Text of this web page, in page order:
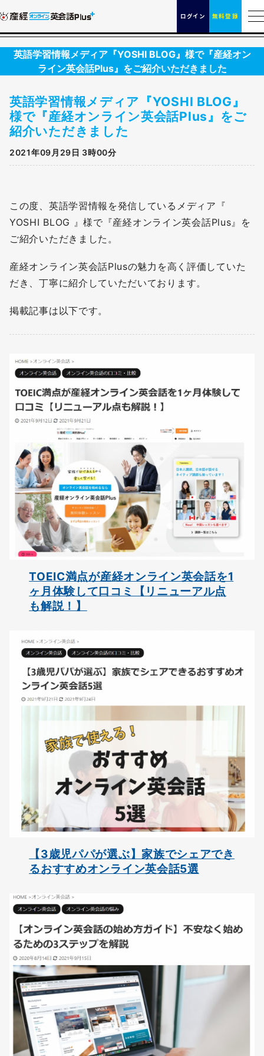
ログイン 無料登録
英語学習情報メディア『YOSHI BLOG』様で『産経オン
ライン英会話Plus』をご紹介いただきました
英語学習情報メディア『YOSHI BLOG』
様で『産経オンライン英会話Plus』をご
紹介いただきました
2021年09月29日 3時00分
この度、英語学習情報を発信しているメディア『
YOSHI BLOG 』様で『産経オンライン英会話Plus』を
ご紹介いただきました。
産経オンライン英会話Plusの魅力を高く評価していた
だき、丁寧に紹介していただいております。
掲載記事は以下です。
TOEIC満点が産経オンライン英会話を1
ヶ月体験して口コミ【リニューアル点
も解説！】
【3歳児パパが選ぶ】家族でシェアでき
るおすすめオンライン英会話5選